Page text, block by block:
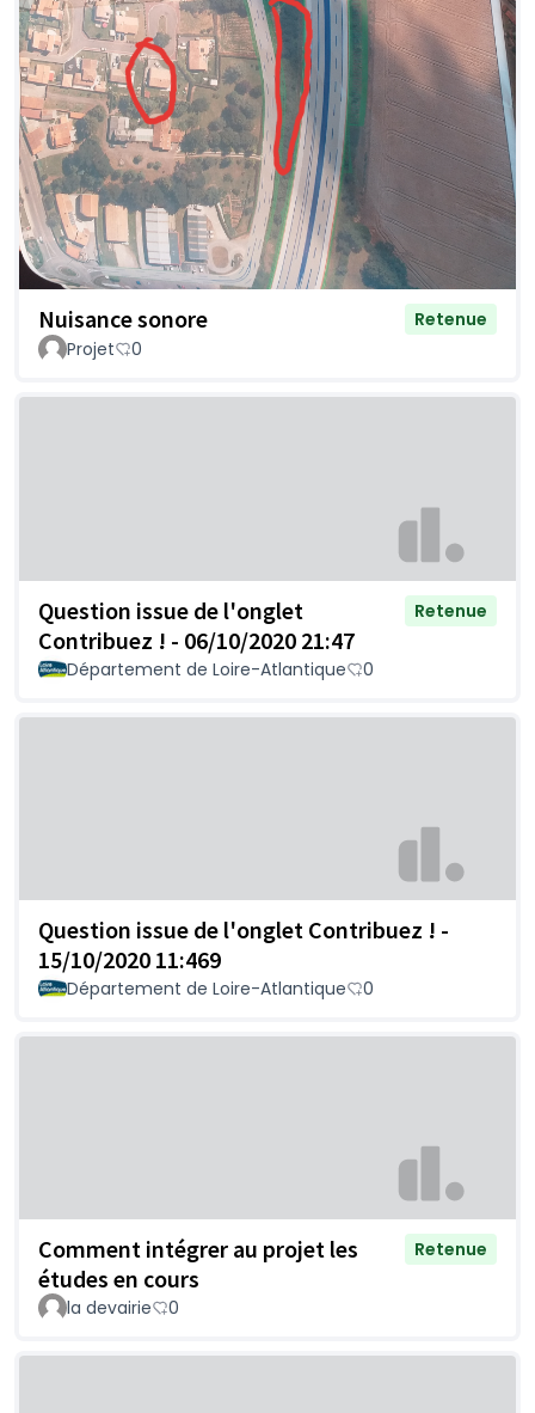
Nuisance sonore
Retenue
Projet
0
Question issue de l'onglet
Contribuez ! - 06/10/2020 21:47
Retenue
Département de Loire-Atlantique 0
Question issue de l'onglet Contribuez ! -
15/10/2020 11:469
Département de Loire-Atlantique 0
Comment intégrer au projet les
études en cours
Retenue
la devairie 0